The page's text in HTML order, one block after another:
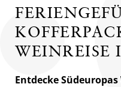
WEINREISE
Entdecke